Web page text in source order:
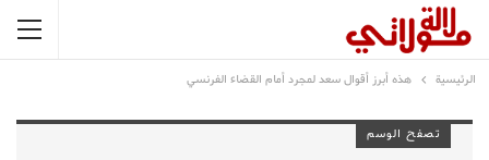
الرئيسية هذه أبرز أقوال سعد لمجرد أمام القضاء الفرنسي
تصفح الوسم